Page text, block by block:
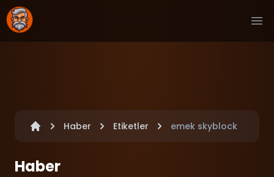
Haber Etiketler emek skyblock
Haber